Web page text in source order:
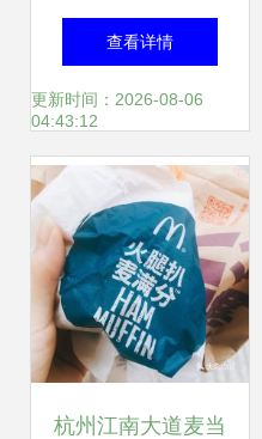
水器推荐 麦享零道
及13款低价实用之
选
查看详情
更新时间：2026-08-06
04:43:12
杭州江南大道麦当